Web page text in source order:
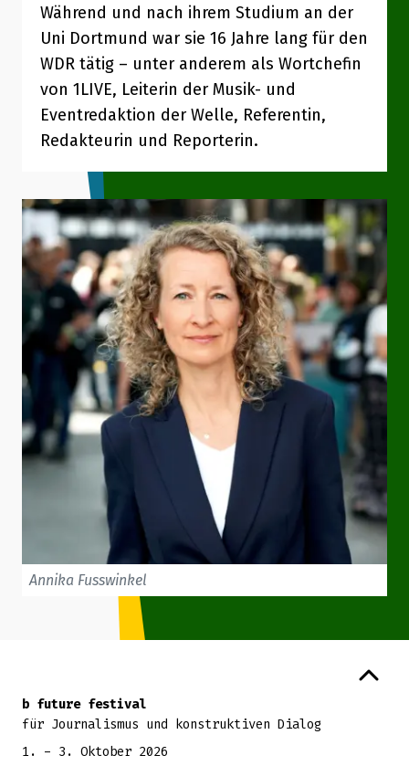
Während und nach ihrem Studium an der
Uni Dortmund war sie 16 Jahre lang für den
WDR tätig – unter anderem als Wortchefin
von 1LIVE, Leiterin der Musik- und
Eventredaktion der Welle, Referentin,
Redakteurin und Reporterin.
Annika Fusswinkel
b future festival
für Journalismus und konstruktiven Dialog
1. - 3. Oktober 2026